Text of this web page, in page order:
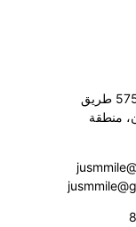
العنوان: الغرفة 1515، رقم 575 طريق
منطقة